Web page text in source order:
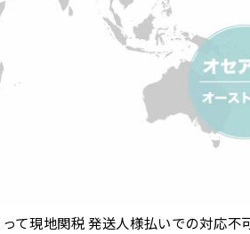
て現地関税 発送人様払いでの対応不